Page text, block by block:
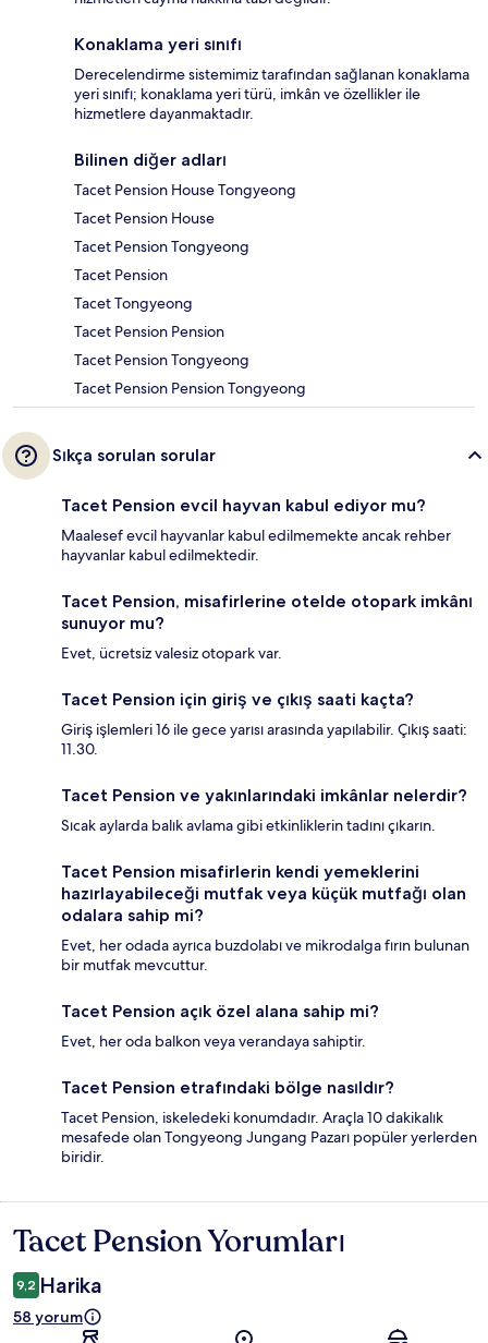
Konaklama yeri sınıfı
Derecelendirme sistemimiz tarafından sağlanan konaklama
yeri sınıfı; konaklama yeri türü, imkân ve özellikler ile
hizmetlere dayanmaktadır.
Bilinen diğer adları
Tacet Pension House Tongyeong
Tacet Pension House
Tacet Pension Tongyeong
Tacet Pension
Tacet Tongyeong
Tacet Pension Pension
Tacet Pension Tongyeong
Tacet Pension Pension Tongyeong
Sıkça sorulan sorular
Tacet Pension evcil hayvan kabul ediyor mu?
Maalesef evcil hayvanlar kabul edilmemekte ancak rehber
hayvanlar kabul edilmektedir.
Tacet Pension, misafirlerine otelde otopark imkânı
sunuyor mu?
Evet, ücretsiz valesiz otopark var.
Tacet Pension için giriş ve çıkış saati kaçta?
Giriş işlemleri 16 ile gece yarısı arasında yapılabilir. Çıkış saati:
11.30.
Tacet Pension ve yakınlarındaki imkânlar nelerdir?
Sıcak aylarda balık avlama gibi etkinliklerin tadını çıkarın.
Tacet Pension misafirlerin kendi yemeklerini
hazırlayabileceği mutfak veya küçük mutfağı olan
odalara sahip mi?
Evet, her odada ayrıca buzdolabı ve mikrodalga fırın bulunan
bir mutfak mevcuttur.
Tacet Pension açık özel alana sahip mi?
Evet, her oda balkon veya verandaya sahiptir.
Tacet Pension etrafındaki bölge nasıldır?
Tacet Pension, iskeledeki konumdadır. Araçla 10 dakikalık
mesafede olan Tongyeong Jungang Pazarı popüler yerlerden
biridir.
Yorumlar
Tacet Pension Yorumları
9,2 Harika
58 yorum